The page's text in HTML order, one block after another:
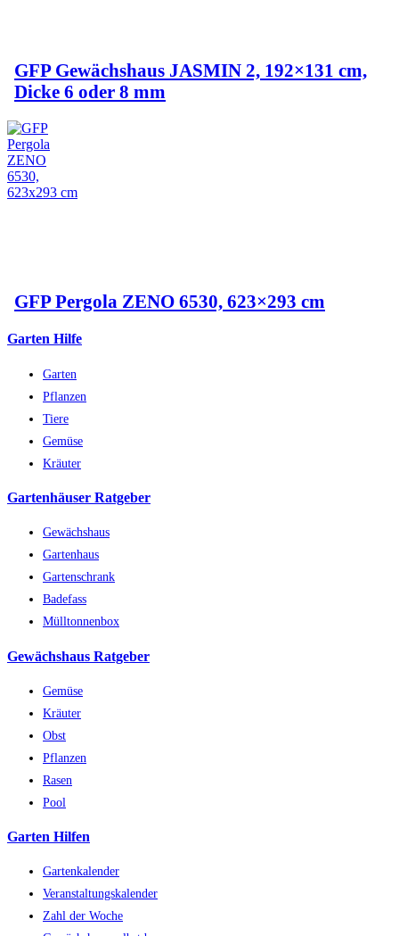
GFP Gewächshaus JASMIN 2, 192×131 cm,
Dicke 6 oder 8 mm
GFP Pergola ZENO 6530, 623×293 cm
Garten Hilfe
Garten
Pflanzen
Tiere
Gemüse
Kräuter
Gartenhäuser Ratgeber
Gewächshaus
Gartenhaus
Gartenschrank
Badefass
Mülltonnenbox
Gewächshaus Ratgeber
Gemüse
Kräuter
Obst
Pflanzen
Rasen
Pool
Garten Hilfen
Gartenkalender
Veranstaltungskalender
Zahl der Woche